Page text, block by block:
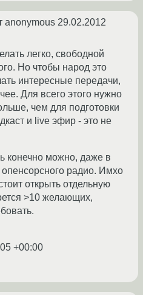
anonymous 29.02.2012
легко, свободной
Но чтобы народ это
интересные передачи,
Для всего этого нужно
чем для подготовки
и live эфир - это не
конечно можно, даже в
радио. Имхо
открыть отдельную
>10 желающих,
+00:00